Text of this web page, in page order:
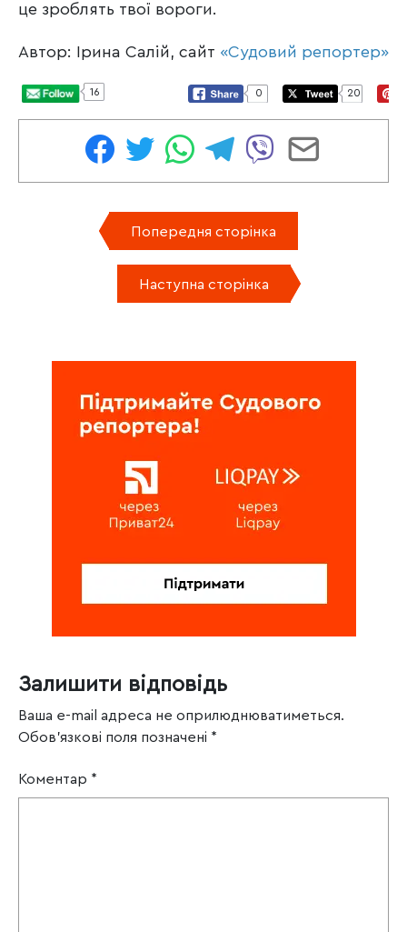
це зроблять твої вороги.
Автор: Ірина Салій, сайт «Судовий репортер»
16 0 20
Попередня сторінка
Наступна сторінка
Залишити відповідь
Ваша e-mail адреса не оприлюднюватиметься.
Обов’язкові поля позначені *
Коментар *